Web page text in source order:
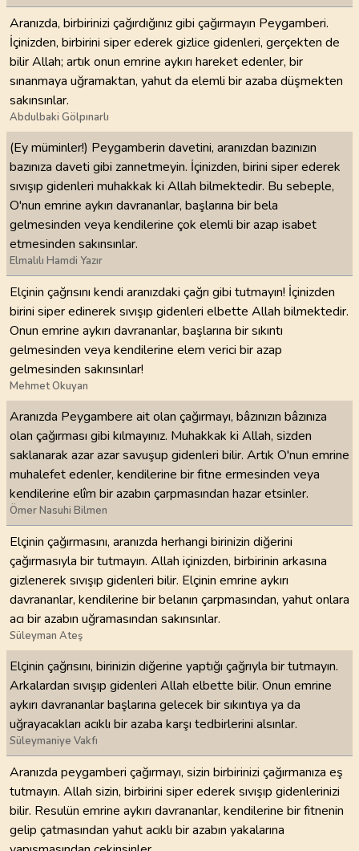
Aranızda, birbirinizi çağırdığınız gibi çağırmayın Peygamberi.
İçinizden, birbirini siper ederek gizlice gidenleri, gerçekten de
bilir Allah; artık onun emrine aykırı hareket edenler, bir
sınanmaya uğramaktan, yahut da elemli bir azaba düşmekten
sakınsınlar.
Abdulbaki Gölpınarlı
(Ey müminler!) Peygamberin davetini, aranızdan bazınızın
bazınıza daveti gibi zannetmeyin. İçinizden, birini siper ederek
sıvışıp gidenleri muhakkak ki Allah bilmektedir. Bu sebeple,
O'nun emrine aykırı davrananlar, başlarına bir bela
gelmesinden veya kendilerine çok elemli bir azap isabet
etmesinden sakınsınlar.
Elmalılı Hamdi Yazır
Elçinin çağrısını kendi aranızdaki çağrı gibi tutmayın! İçinizden
birini siper edinerek sıvışıp gidenleri elbette Allah bilmektedir.
Onun emrine aykırı davrananlar, başlarına bir sıkıntı
gelmesinden veya kendilerine elem verici bir azap
gelmesinden sakınsınlar!
Mehmet Okuyan
Aranızda Peygambere ait olan çağırmayı, bâzınızın bâzınıza
olan çağırması gibi kılmayınız. Muhakkak ki Allah, sizden
saklanarak azar azar savuşup gidenleri bilir. Artık O'nun emrine
muhalefet edenler, kendilerine bir fitne ermesinden veya
kendilerine elîm bir azabın çarpmasından hazar etsinler.
Ömer Nasuhi Bilmen
Elçinin çağırmasını, aranızda herhangi birinizin diğerini
çağırmasıyla bir tutmayın. Allah içinizden, birbirinin arkasına
gizlenerek sıvışıp gidenleri bilir. Elçinin emrine aykırı
davrananlar, kendilerine bir belanın çarpmasından, yahut onlara
acı bir azabın uğramasından sakınsınlar.
Süleyman Ateş
Elçinin çağrısını, birinizin diğerine yaptığı çağrıyla bir tutmayın.
Arkalardan sıvışıp gidenleri Allah elbette bilir. Onun emrine
aykırı davrananlar başlarına gelecek bir sıkıntıya ya da
uğrayacakları acıklı bir azaba karşı tedbirlerini alsınlar.
Süleymaniye Vakfı
Aranızda peygamberi çağırmayı, sizin birbirinizi çağırmanıza eş
tutmayın. Allah sizin, birbirini siper ederek sıvışıp gidenlerinizi
bilir. Resulün emrine aykırı davrananlar, kendilerine bir fitnenin
gelip çatmasından yahut acıklı bir azabın yakalarına